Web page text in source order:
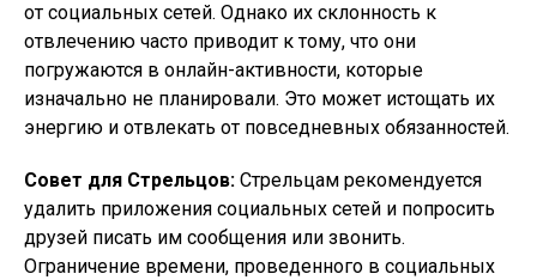
от социальных сетей. Однако их склонность к
отвлечению часто приводит к тому, что они
погружаются в онлайн-активности, которые
изначально не планировали. Это может истощать их
энергию и отвлекать от повседневных обязанностей.
Совет для Стрельцов: Стрельцам рекомендуется
удалить приложения социальных сетей и попросить
друзей писать им сообщения или звонить.
Ограничение времени, проведенного в социальных